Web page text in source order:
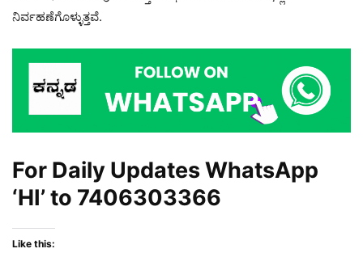
ನಿರ್ವಹಣೆಗೊಳ್ಳುತ್ತವೆ.
For Daily Updates WhatsApp
‘HI’ to 7406303366
Like this: